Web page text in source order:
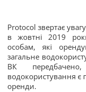
Protocol звертає
в жовтні 2019
особам, які
загальне
ВК
водокористування є
оренди.